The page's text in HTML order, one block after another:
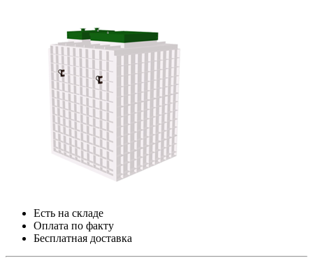
Есть на складе
Оплата по факту
Бесплатная доставка